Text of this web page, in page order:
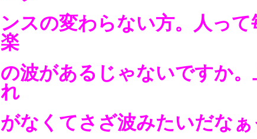
ンスの変わらない方。人って
楽
の波があるじゃないですか
れ
がなくてさざ波みたいだなぁ